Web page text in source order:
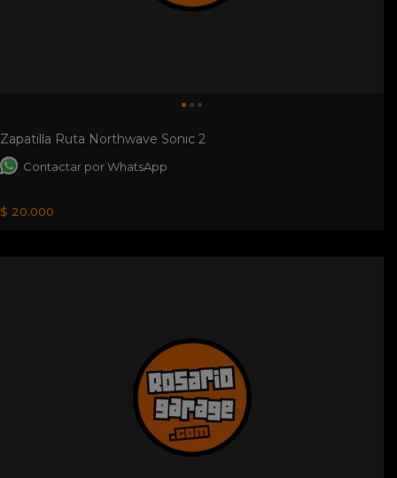
Zapatilla Ruta Northwave Sonic 2
Contactar por WhatsApp
$ 20.000